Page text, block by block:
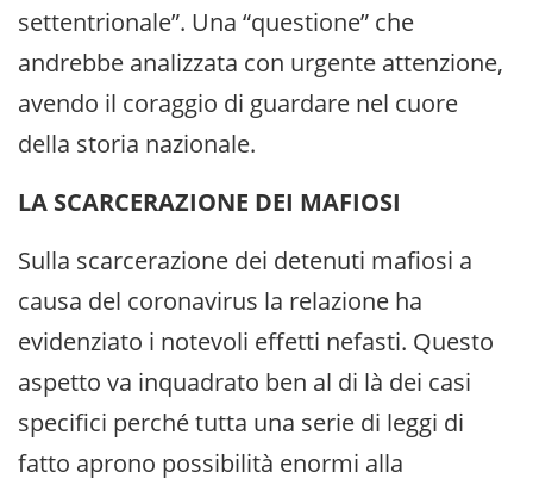
settentrionale”. Una “questione” che
andrebbe analizzata con urgente attenzione,
avendo il coraggio di guardare nel cuore
della storia nazionale.
LA SCARCERAZIONE DEI MAFIOSI
Sulla scarcerazione dei detenuti mafiosi a
causa del coronavirus la relazione ha
evidenziato i notevoli effetti nefasti. Questo
aspetto va inquadrato ben al di là dei casi
specifici perché tutta una serie di leggi di
fatto aprono possibilità enormi alla